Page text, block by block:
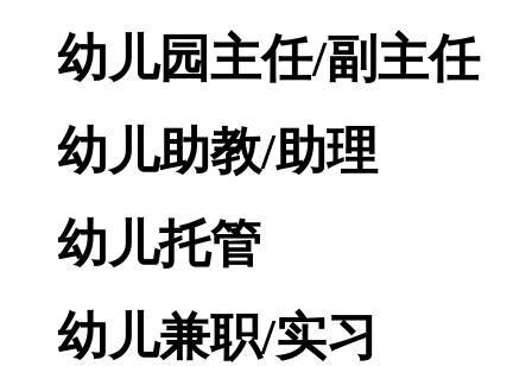
幼儿园主任/副主任
幼儿助教/助理
幼儿托管
幼儿兼职/实习